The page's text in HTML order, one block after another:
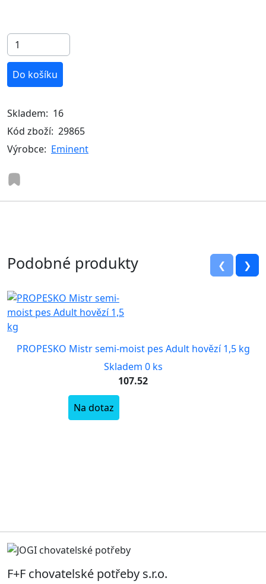
Do košíku
Skladem: 16
Kód zboží: 29865
Výrobce: Eminent
Podobné produkty ❮ ❯
PROPESKO Mistr semi-moist pes Adult hovězí 1,5 kg
Skladem 0 ks
107.52
Na dotaz
F+F chovatelské potřeby s.r.o.